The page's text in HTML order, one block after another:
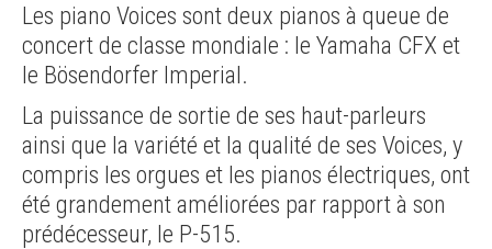
Les piano Voices sont deux pianos à queue de
concert de classe mondiale : le Yamaha CFX et
le Bösendorfer Imperial.
La puissance de sortie de ses haut-parleurs
ainsi que la variété et la qualité de ses Voices, y
compris les orgues et les pianos électriques, ont
été grandement améliorées par rapport à son
prédécesseur, le P-515.